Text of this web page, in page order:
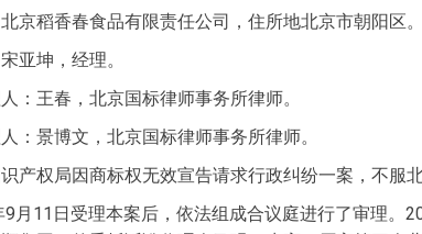
京稻香春食品有限责任公司，住所地北京市朝阳区。
亚坤，经理。
：王春，北京国标律师事务所律师。
：景博文，北京国标律师事务所律师。
产权局因商标权无效宣告请求行政纠纷一案，不服
月11日受理本案后，依法组成合议庭进行了审理。